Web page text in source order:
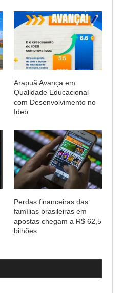
Arapuã Avança em
Qualidade Educacional
com Desenvolvimento no
Ideb
Perdas financeiras das
famílias brasileiras em
apostas chegam a R$ 62,5
bilhões